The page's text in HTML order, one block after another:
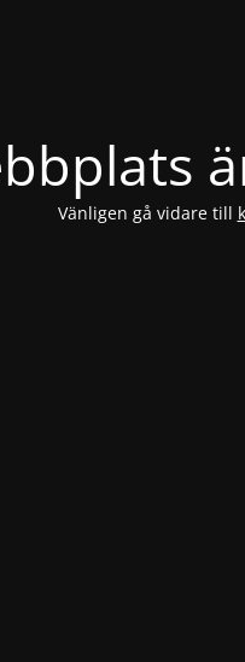
Vänligen gå vidare till